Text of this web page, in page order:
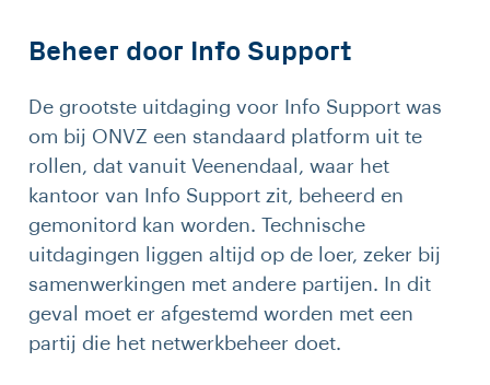
Beheer door Info Support
De grootste uitdaging voor Info Support was
om bij ONVZ een standaard platform uit te
rollen, dat vanuit Veenendaal, waar het
kantoor van Info Support zit, beheerd en
gemonitord kan worden. Technische
uitdagingen liggen altijd op de loer, zeker bij
samenwerkingen met andere partijen. In dit
geval moet er afgestemd worden met een
partij die het netwerkbeheer doet.